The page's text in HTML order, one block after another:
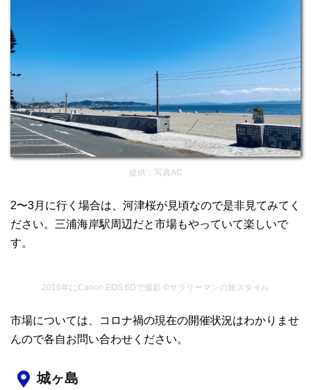
提供：写真AC
2〜3月に行く場合は、河津桜が見頃なので是非見てみてく
ださい。三浦海岸駅周辺だと市場もやっていて楽しいで
す。
2016年にCanon EOS 6Dで撮影 ©サラリーマンの旅スタイル
市場については、コロナ禍の現在の開催状況はわかりませ
んので各自お問い合わせください。
城ヶ島